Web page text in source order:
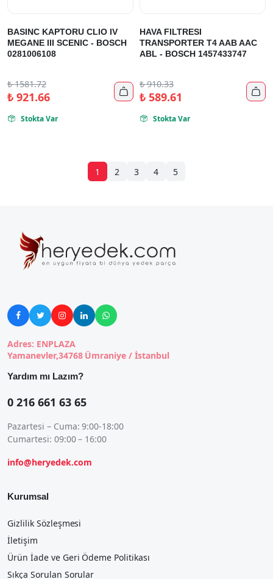
BASINC KAPTORU CLIO IV
MEGANE III SCENIC - BOSCH
0281006108
₺1581.72
₺921.66 
 Stokta Var
HAVA FILTRESI
TRANSPORTER T4 AAB AAC
ABL - BOSCH 1457433747
₺910.33
₺589.61 
 Stokta Var
1 2 3 4 5
    
Adres: ENPLAZA
Yamanevler,34768 Ümraniye / İstanbul
Yardım mı Lazım?
0 216 661 63 65
Pazartesi – Cuma: 9:00-18:00
Cumartesi: 09:00 – 16:00
info@heryedek.com
Kurumsal
Gizlilik Sözleşmesi
İletişim
Ürün İade ve Geri Ödeme Politikası
Sıkça Sorulan Sorular